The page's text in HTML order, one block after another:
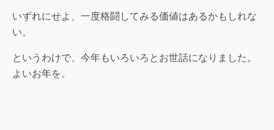
いずれにせよ、一度格闘してみる価値はあるかもしれな
い。
というわけで、今年もいろいろとお世話になりました。
よいお年を。